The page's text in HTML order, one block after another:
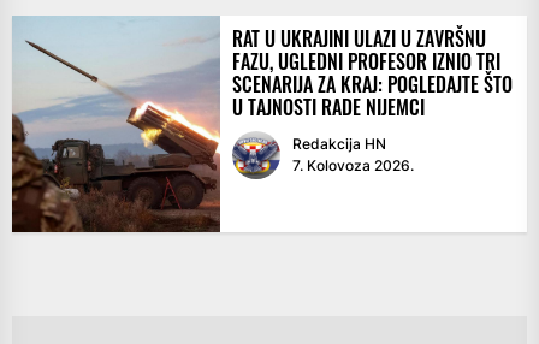
RAT U UKRAJINI ULAZI U ZAVRŠNU
FAZU, UGLEDNI PROFESOR IZNIO TRI
SCENARIJA ZA KRAJ: POGLEDAJTE ŠTO
U TAJNOSTI RADE NIJEMCI
Redakcija HN
7. Kolovoza 2026.